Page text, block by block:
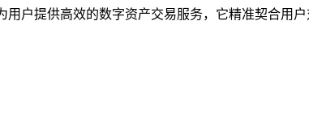
户提供高效的数字资产交易服务，它精准契合用